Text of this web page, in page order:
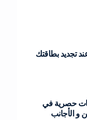
تجديد بطاقتك
حصرية في
و الأجانب